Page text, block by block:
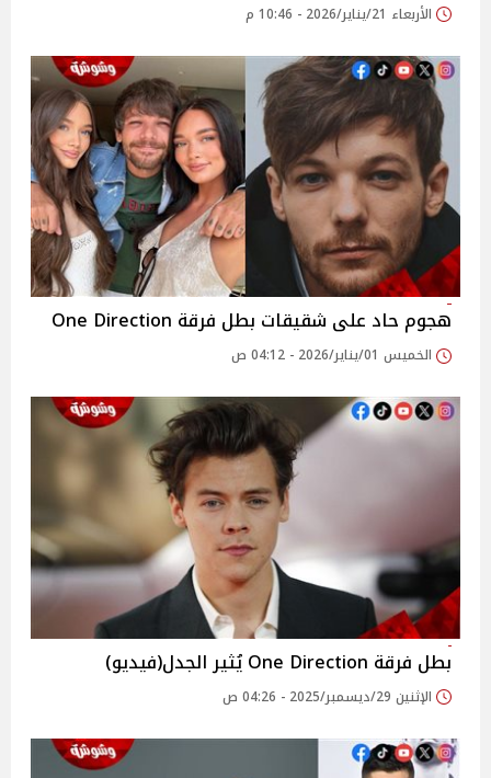
الأربعاء 21/يناير/2026 - 10:46 م
هجوم حاد على شقيقات بطل فرقة One Direction
الخميس 01/يناير/2026 - 04:12 ص
بطل فرقة One Direction يُثير الجدل(فيديو)
الإثنين 29/ديسمبر/2025 - 04:26 ص